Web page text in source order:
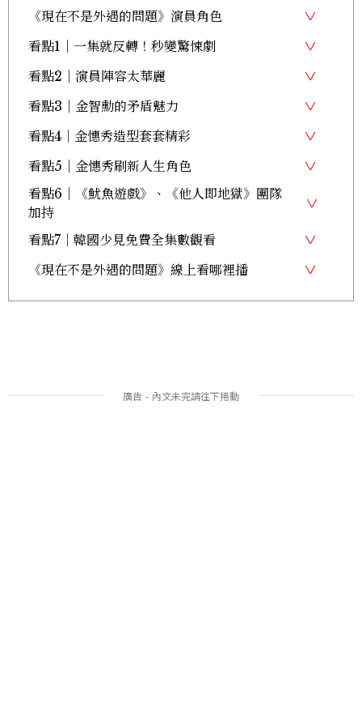
《現在不是外遇的問題》演員角色
看點1｜一集就反轉！秒變驚悚劇
看點2｜演員陣容太華麗
看點3｜金智勳的矛盾魅力
看點4｜金憓秀造型套套精彩
看點5｜金憓秀刷新人生角色
看點6｜《魷魚遊戲》、《他人即地獄》團隊
加持
看點7｜韓國少見免費全集數觀看
《現在不是外遇的問題》線上看哪裡播